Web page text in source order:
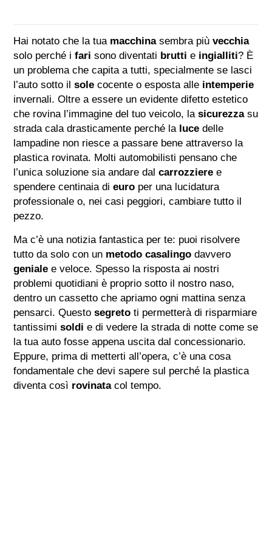
Hai notato che la tua macchinasembra piùvecchia
solo perché ifari sono diventati brutti e ingialliti? È
un problema che capita a tutti, specialmente se lasci
l’auto sotto ilsole cocente o esposta alle intemperie
invernali. Oltre a essere un evidente difetto estetico
che rovina l’immagine del tuo veicolo, lasicurezzasu
strada cala drasticamente perché la luce delle
lampadine non riesce a passare bene attraverso la
plastica rovinata. Molti automobilisti pensano che
l’unica soluzione sia andare dalcarrozziere e
spendere centinaia dieuro per una lucidatura
professionale o, nei casi peggiori, cambiare tutto il
pezzo.
Ma c’è una notizia fantastica per te: puoi risolvere
tutto da solo con un metodo casalingo davvero
geniale e veloce. Spesso la risposta ai nostri
problemi quotidiani è proprio sotto il nostro naso,
dentro un cassetto che apriamo ogni mattina senza
pensarci. Questosegreto ti permetterà di risparmiare
tantissimisoldi e di vedere la strada di notte come se
la tua auto fosse appena uscita dal concessionario.
Eppure, prima di metterti all’opera, c’è una cosa
fondamentale che devi sapere sul perché la plastica
diventa così rovinatacol tempo.